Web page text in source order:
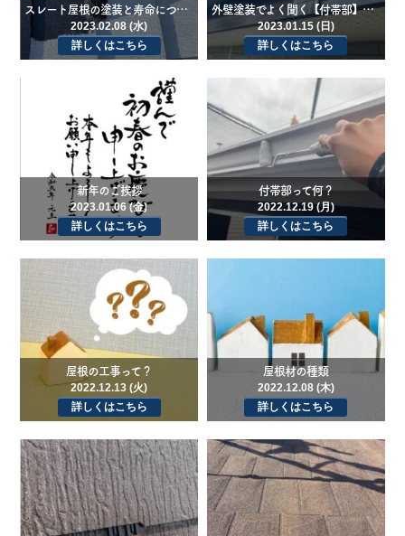
スレート屋根の塗装と寿命について 泉州地域泉南市・泉佐野市・阪南市外壁塗装関西ルーフ
2023.02.08 (水)
詳しくはこちら
外壁塗装でよく聞く【付帯部】とは？
2023.01.15 (日)
詳しくはこちら
新年のご挨拶
2023.01.06 (金)
詳しくはこちら
付帯部って何？
2022.12.19 (月)
詳しくはこちら
屋根の工事って？
2022.12.13 (火)
詳しくはこちら
屋根材の種類
2022.12.08 (木)
詳しくはこちら